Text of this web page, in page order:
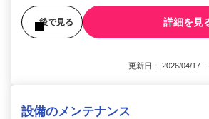
後で見る 詳細を見
更新日： 2026/04/17
設備のメンテナンス